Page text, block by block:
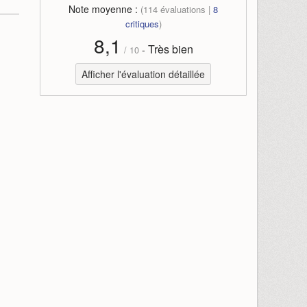
Note moyenne : (114 évaluations | 8
critiques)
8,1 / 10- Très bien
Afficher l'évaluation détaillée